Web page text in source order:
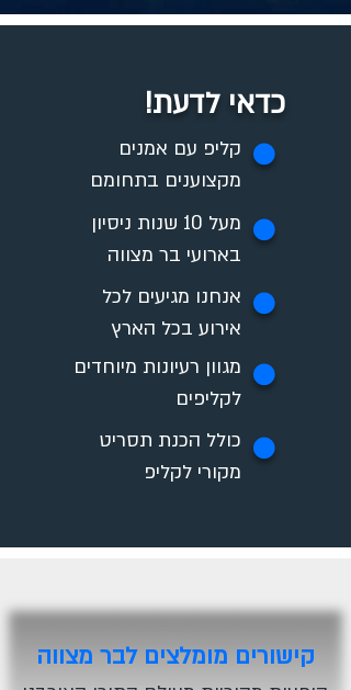
כדאי לדעת!
קליפ עם אמנים
מקצוענים בתחומם
✪
מעל 10 שנות ניסיון
בארועי בר מצווה
✪
אנחנו מגיעים לכל
אירוע בכל הארץ
✪
מגוון רעיונות מיוחדים
לקליפים
✪
כולל הכנת תסריט
מקורי לקליפ
✪
קישורים מומלצים לבר מצווה